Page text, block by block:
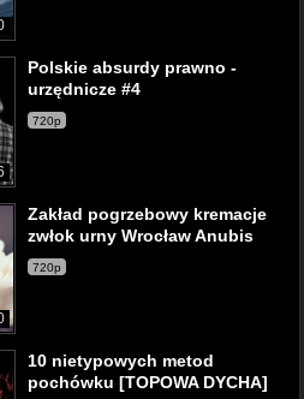
Polskie absurdy prawno -
urzędnicze #4
720p
Zakład pogrzebowy kremacje
zwłok urny Wrocław Anubis
720p
10 nietypowych metod
pochówku [TOPOWA DYCHA]